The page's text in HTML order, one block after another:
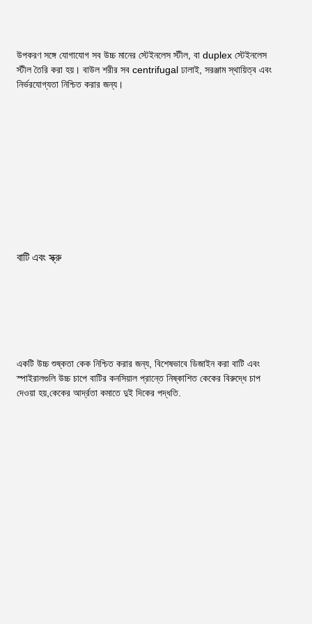
উপকরণ সঙ্গে যোগাযোগ সব উচ্চ মানের স্টেইনলেস স্টীল, বা duplex স্টেইনলেস
স্টীল তৈরি করা হয়। বাউল শরীর সব centrifugal ঢালাই, সরঞ্জাম স্থায়িত্ব এবং
নির্ভরযোগ্যতা নিশ্চিত করার জন্য।
বাটি এবং স্ক্রু
একটি উচ্চ শুষ্কতা কেক নিশ্চিত করার জন্য, বিশেষভাবে ডিজাইন করা বাটি এবং
স্পাইরালগুলি উচ্চ চাপে বাটির কনসিয়াল প্রান্তে নিষ্কাশিত কেকের বিরুদ্ধে চাপ
দেওয়া হয়,কেকের আর্দ্রতা কমাতে দুই দিকের পদ্ধতি.